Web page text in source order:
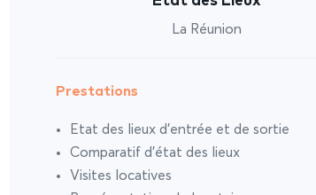
La Réunion
Prestations
Etat des lieux d’entrée et de sortie
Comparatif d’état des lieux
Visites locatives